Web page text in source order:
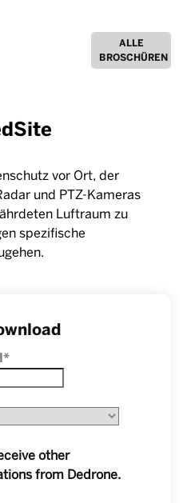
ALLE
BROSCHÜREN
vor Ort, der
und PTZ-Kameras
Luftraum zu
spezifische
*
other
from Dedrone.